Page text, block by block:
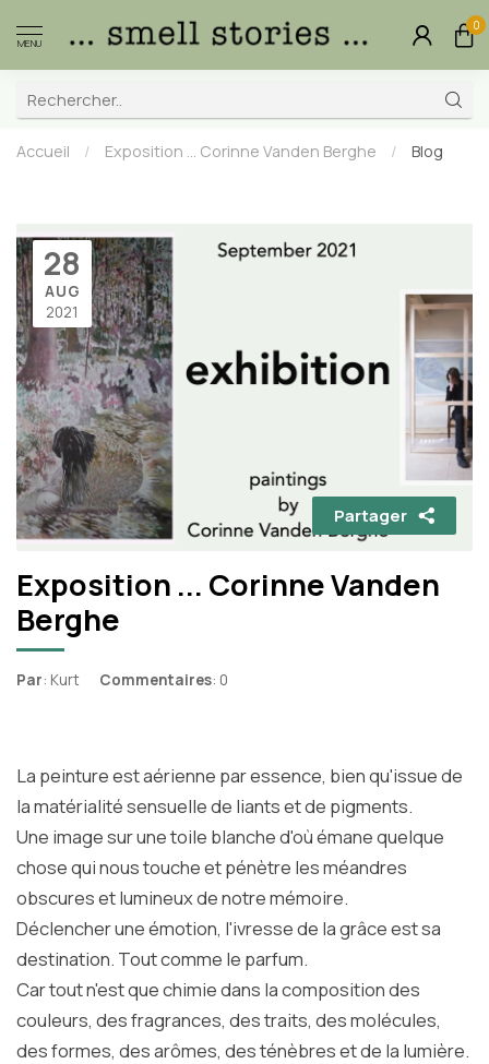
MENU
0
Accueil / Exposition ... Corinne Vanden Berghe / Blog
28
AUG
2021
Partager
Exposition ... Corinne Vanden
Berghe
Par: Kurt Commentaires: 0
La peinture est aérienne par essence, bien qu'issue de
la matérialité sensuelle de liants et de pigments.
Une image sur une toile blanche d'où émane quelque
chose qui nous touche et pénètre les méandres
obscures et lumineux de notre mémoire.
Déclencher une émotion, l'ivresse de la grâce est sa
destination. Tout comme le parfum.
Car tout n'est que chimie dans la composition des
couleurs, des fragrances, des traits, des molécules,
des formes, des arômes, des ténèbres et de la lumière.